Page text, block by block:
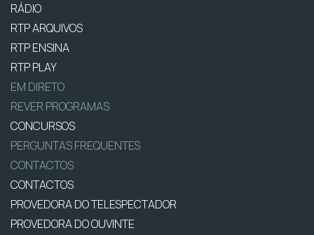
RÁDIO
RTP ARQUIVOS
RTP ENSINA
RTP PLAY
EM DIRETO
REVER PROGRAMAS
CONCURSOS
PERGUNTAS FREQUENTES
CONTACTOS
CONTACTOS
PROVEDORA DO TELESPECTADOR
PROVEDORA DO OUVINTE